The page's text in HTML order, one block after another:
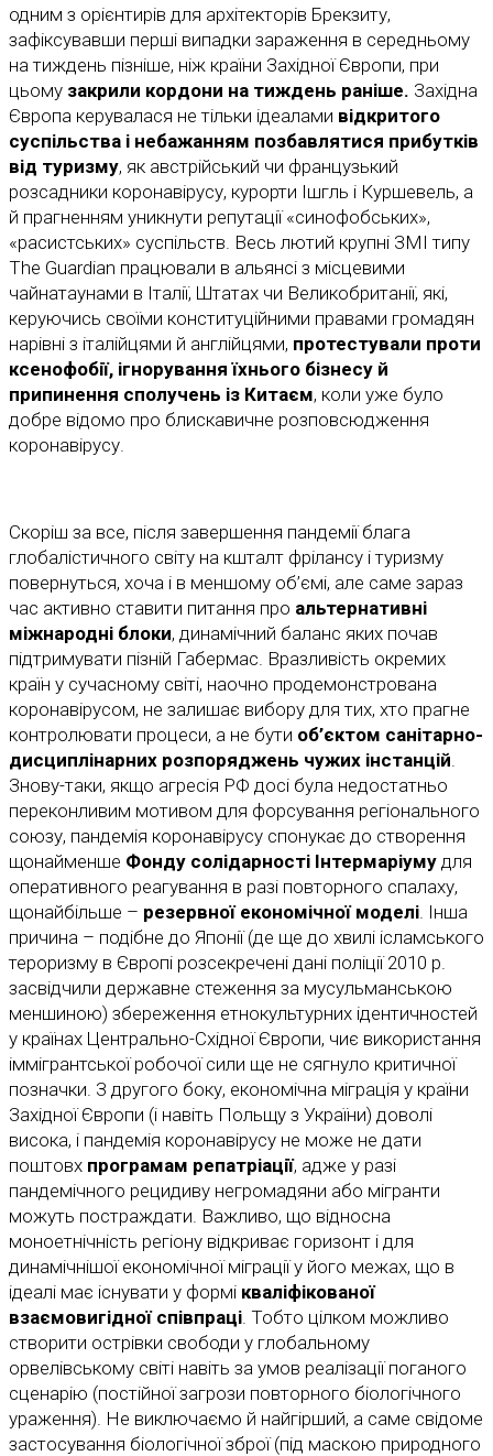
одним з орієнтирів для архітекторів Брекзиту,
зафіксувавши перші випадки зараження в середньому
на тиждень пізніше, ніж країни Західної Європи, при
цьому закрили кордони на тиждень раніше. Західна
Європа керувалася не тільки ідеалами відкритого
суспільства і небажанням позбавлятися прибутків
від туризму, як австрійський чи французький
розсадники коронавірусу, курорти Ішгль і Куршевель, а
й прагненням уникнути репутації «синофобських»,
«расистських» суспільств. Весь лютий крупні ЗМІ типу
The Guardian працювали в альянсі з місцевими
чайнатаунами в Італії, Штатах чи Великобританії, які,
керуючись своїми конституційними правами громадян
нарівні з італійцями й англійцями, протестували проти
ксенофобії, ігнорування їхнього бізнесу й
припинення сполучень із Китаєм, коли уже було
добре відомо про блискавичне розповсюдження
коронавірусу.
Скоріш за все, після завершення пандемії блага
глобалістичного світу на кшталт фрілансу і туризму
повернуться, хоча і в меншому об’ємі, але саме зараз
час активно ставити питання про альтернативні
міжнародні блоки, динамічний баланс яких почав
підтримувати пізній Габермас. Вразливість окремих
країн у сучасному світі, наочно продемонстрована
коронавірусом, не залишає вибору для тих, хто прагне
контролювати процеси, а не бути об’єктом санітарно-
дисциплінарних розпоряджень чужих інстанцій
Знову-таки, якщо агресія РФ досі була недостатньо
переконливим мотивом для форсування регіонального
союзу, пандемія коронавірусу спонукає до створення
щонайменше Фонду солідарності Інтермаріуму для
оперативного реагування в разі повторного спалаху,
щонайбільше – резервної економічної моделі . Інша
причина – подібне до Японії (де ще до хвилі ісламського
тероризму в Європі розсекречені дані поліції 2010 р.
засвідчили державне стеження за мусульманською
меншиною) збереження етнокультурних ідентичностей
у країнах Центрально-Східної Європи, чиє використання
іммігрантської робочої сили ще не сягнуло критичної
позначки. З другого боку, економічна міграція у країни
Західної Європи (і навіть Польщу з України) доволі
висока, і пандемія коронавірусу не може не дати
поштовх програмам репатріації, адже у разі
пандемічного рецидиву негромадяни або мігранти
можуть постраждати. Важливо, що відносна
моноетнічність регіону відкриває горизонт і для
динамічнішої економічної міграції у його межах, що в
ідеалі має існувати у формі кваліфікованої
взаємовигідної співпраці . Тобто цілком можливо
створити острівки свободи у глобальному
орвелівському світі навіть за умов реалізації поганого
сценарію (постійної загрози повторного біологічного
ураження). Не виключаємо й найгірший, а саме свідоме
застосування біологічної зброї (під маскою природного